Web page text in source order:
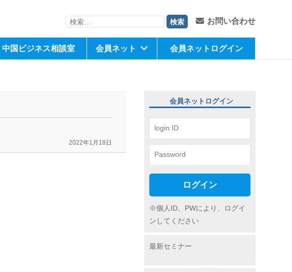
検
お問い合わせ
中国ビジネス相談室 会員ネット 会員ネットログイン
2022年1月18日
会員ネットログイン
ログイン
※個人ID、PWにより、ログイ
ンしてください
最新セミナー